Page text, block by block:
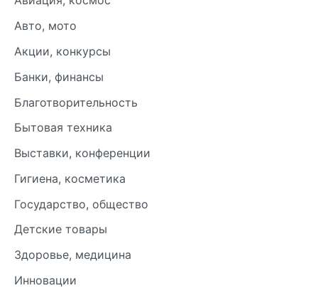
Авто, мото
Акции, конкурсы
Банки, финансы
Благотворительность
Бытовая техника
Выставки, конференции
Гигиена, косметика
Государство, общество
Детские товары
Здоровье, медицина
Инновации